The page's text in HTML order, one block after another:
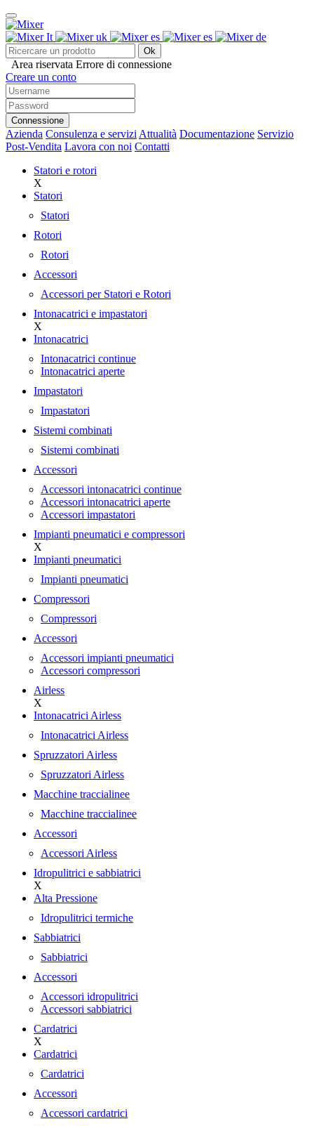
Ok
Area riservata Errore di connessione
Creare un conto
Connessione
Azienda Consulenza e servizi Attualità Documentazione Servizio
Post-Vendita Lavora con noi Contatti
Statori e rotori
X
Statori
Statori
Rotori
Rotori
Accessori
Accessori per Statori e Rotori
Intonacatrici e impastatori
X
Intonacatrici
Intonacatrici continue
Intonacatrici aperte
Impastatori
Impastatori
Sistemi combinati
Sistemi combinati
Accessori
Accessori intonacatrici continue
Accessori intonacatrici aperte
Accessori impastatori
Impianti pneumatici e compressori
X
Impianti pneumatici
Impianti pneumatici
Compressori
Compressori
Accessori
Accessori impianti pneumatici
Accessori compressori
Airless
X
Intonacatrici Airless
Intonacatrici Airless
Spruzzatori Airless
Spruzzatori Airless
Macchine traccialinee
Macchine traccialinee
Accessori
Accessori Airless
Idropulitrici e sabbiatrici
X
Alta Pressione
Idropulitrici termiche
Sabbiatrici
Sabbiatrici
Accessori
Accessori idropulitrici
Accessori sabbiatrici
Cardatrici
X
Cardatrici
Cardatrici
Accessori
Accessori cardatrici